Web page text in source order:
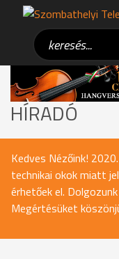
HÍRADÓ
Kedves Nézőink!
technikai okok miatt
érhetőek el.
Megértésüket